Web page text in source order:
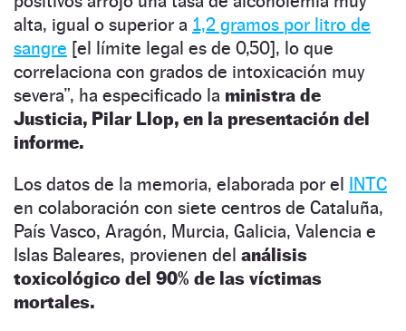
alta, igual o superior a 1,2 gramos por litro de
sangre [el límite legal es de 0,50], lo que
correlaciona con grados de intoxicación muy
severa”, ha especificado la ministra de
Justicia, Pilar Llop, en la presentación del
informe.
Los datos de la memoria, elaborada por el INTC
en colaboración con siete centros de Cataluña,
País Vasco, Aragón, Murcia, Galicia, Valencia e
Islas Baleares, provienen del análisis
toxicológico del 90% de las víctimas
mortales.